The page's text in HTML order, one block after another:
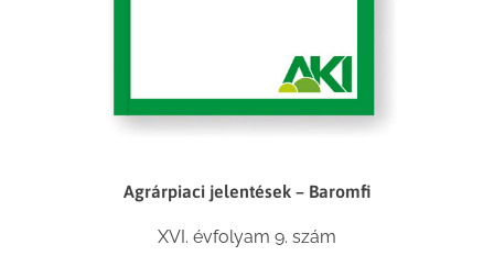
Agrárpiaci jelentések – Baromfi
XVI. évfolyam 9. szám